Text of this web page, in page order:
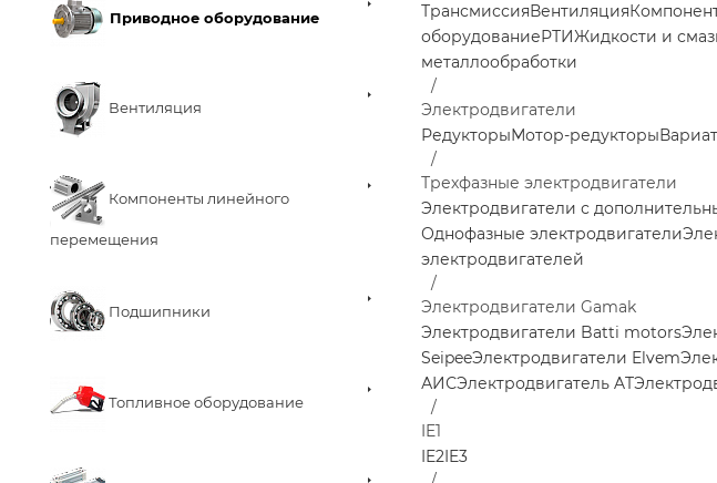
Приводное оборудование
Вентиляция
Компоненты линейного
перемещения
Подшипники
Топливное оборудование
ТрансмиссияВентиляция
оборудованиеРТИЖидкости и
металлообработки
Электродвигатели
РедукторыМотор-редукторы
Трехфазные электродвигатели
Электродвигатели с
Однофазные электродвигатели
электродвигателей
Электродвигатели Gamak
Электродвигатели Batti motors
SeipeeЭлектродвигатели Elvem
АИСЭлектродвигатель AT
IE1
IE2IE3